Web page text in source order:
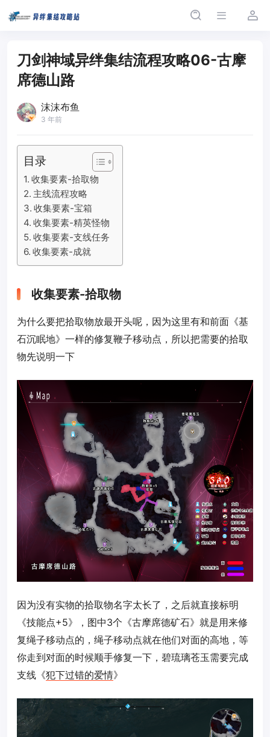
刀剑神域异绊集结流程攻略06-古摩
席德山路
沫沫布鱼
3 年前
目录
收集要素-拾取物
主线流程攻略
收集要素-宝箱
收集要素-精英怪物
收集要素-支线任务
收集要素-成就
收集要素-拾取物
为什么要把拾取物放最开头呢，因为这里有和前面《基
石沉眠地》一样的修复鞭子移动点，所以把需要的拾取
物先说明一下
因为没有实物的拾取物名字太长了，之后就直接标明
《技能点+5》，图中3个《古摩席德矿石》就是用来修
复绳子移动点的，绳子移动点就在他们对面的高地，等
你走到对面的时候顺手修复一下，碧琉璃苍玉需要完成
支线《犯下过错的爱情》